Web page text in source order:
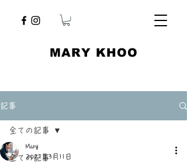
​MARY KHOO
記事
全ての記事
全ての記事
Mary
2021年3月11日